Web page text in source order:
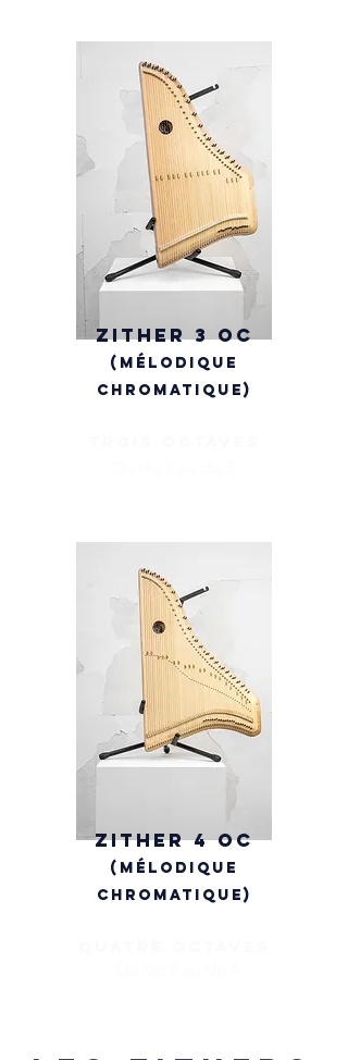
Zither 3 OC
(mélodique
chromatique)
Zither 4 OC
(mélodique
chromatique)